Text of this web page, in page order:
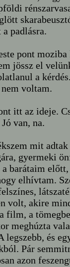
padlásra.
pont
jössz el
a
voltam.
itt az ideje.
van, na.
mit
gyermeki
barátaim
elhívtam.
volt, akire
film, a
meghúzta
legszebb, és
Pár
azon